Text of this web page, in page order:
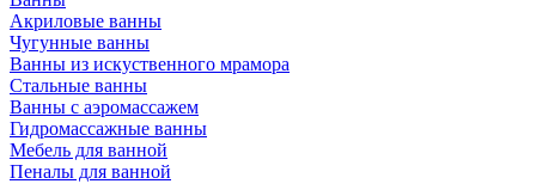
Акриловые ванны
Чугунные ванны
Ванны из искуственного мрамора
Стальные ванны
Ванны с аэромассажем
Гидромассажные ванны
Мебель для ванной
Пеналы для ванной